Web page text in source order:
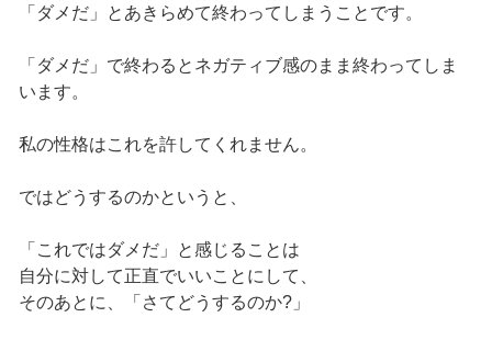
「ダメだ」とあきらめて終わってしまうことです。
「ダメだ」で終わるとネガティブ感のまま終わってしま
います。
私の性格はこれを許してくれません。
ではどうするのかというと、
「これではダメだ」と感じることは
自分に対して正直でいいことにして、
そのあとに、「さてどうするのか?」